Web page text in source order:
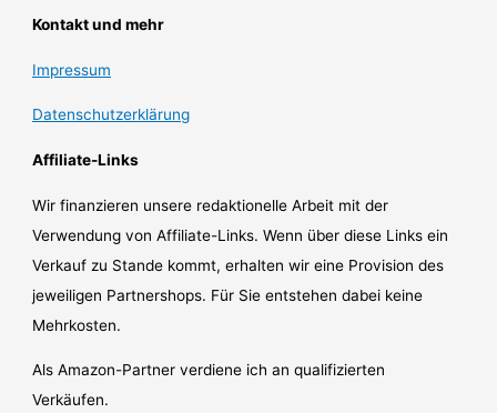
Kontakt und mehr
Impressum
Datenschutzerklärung
Affiliate-Links
Wir finanzieren unsere redaktionelle Arbeit mit der
Verwendung von Affiliate-Links. Wenn über diese Links ein
Verkauf zu Stande kommt, erhalten wir eine Provision des
jeweiligen Partnershops. Für Sie entstehen dabei keine
Mehrkosten.
Als Amazon-Partner verdiene ich an qualifizierten
Verkäufen.